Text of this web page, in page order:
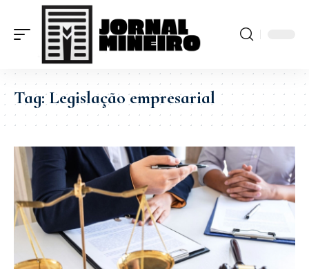
Tag:Legislação empresarial